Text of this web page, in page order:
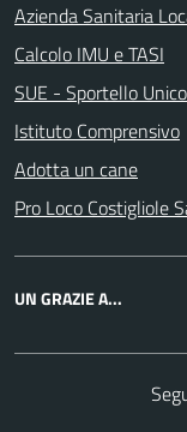
Azienda Sanitaria
Calcolo IMU e TASI
SUE - Sportello
Istituto Comprensivo
Adotta un cane
Pro Loco Costigliole
UN GRAZIE A...